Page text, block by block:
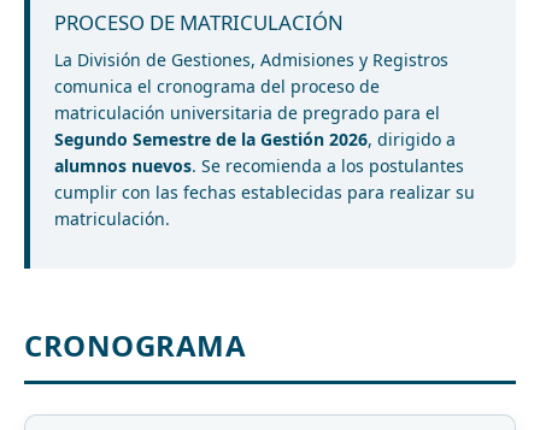
PROCESO DE MATRICULACIÓN
La División de Gestiones, Admisiones y Registros
comunica el cronograma del proceso de
matriculación universitaria de pregrado para el
Segundo Semestre de la Gestión 2026, dirigido a
alumnos nuevos. Se recomienda a los postulantes
cumplir con las fechas establecidas para realizar su
matriculación.
CRONOGRAMA